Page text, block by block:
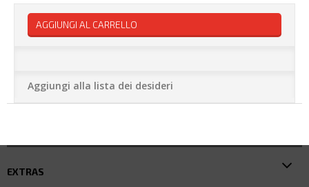
AGGIUNGI AL CARRELLO
Aggiungi alla lista dei desideri
EXTRAS